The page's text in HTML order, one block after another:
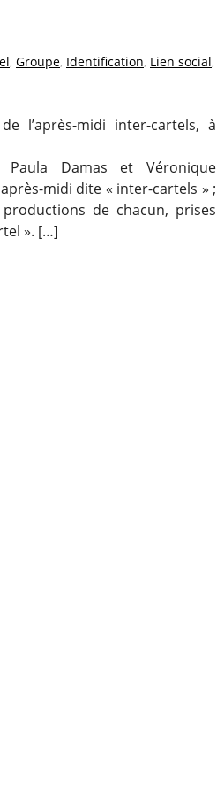
, Groupe, Identification, Lien social,
l’après-midi inter-cartels, à
Damas et Véronique
midi dite « inter-cartels » ;
de chacun, prises
». […]